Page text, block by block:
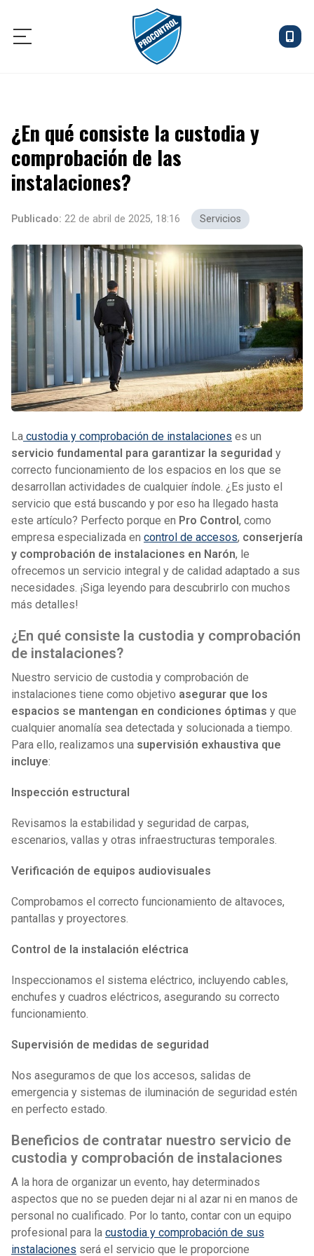
CONTROL DE ACCESOS
CONSERJERÍA
CONTACTO
636 957 618 Whatsapp
¿En qué consiste la custodia y
comprobación de las
instalaciones?
Publicado: 22 de abril de 2025, 18:16 Servicios
La custodia y comprobación de instalaciones es un
servicio fundamental para garantizar la seguridad y
correcto funcionamiento de los espacios en los que se
desarrollan actividades de cualquier índole. ¿Es justo el
servicio que está buscando y por eso ha llegado hasta
este artículo? Perfecto porque en Pro Control , como
empresa especializada en control de accesos, conserjería
y comprobación de instalaciones en Narón, le
ofrecemos un servicio integral y de calidad adaptado a sus
necesidades. ¡Siga leyendo para descubrirlo con muchos
más detalles!
¿En qué consiste la custodia y comprobación
de instalaciones?
Nuestro servicio de custodia y comprobación de
instalaciones tiene como objetivo asegurar que los
espacios se mantengan en condiciones óptimas y que
cualquier anomalía sea detectada y solucionada a tiempo.
Para ello, realizamos una supervisión exhaustiva que
incluye:
Inspección estructural
Revisamos la estabilidad y seguridad de carpas,
escenarios, vallas y otras infraestructuras temporales.
Verificación de equipos audiovisuales
Comprobamos el correcto funcionamiento de altavoces,
pantallas y proyectores.
Control de la instalación eléctrica
Inspeccionamos el sistema eléctrico, incluyendo cables,
enchufes y cuadros eléctricos, asegurando su correcto
funcionamiento.
Supervisión de medidas de seguridad
Nos aseguramos de que los accesos, salidas de
emergencia y sistemas de iluminación de seguridad estén
en perfecto estado.
Beneficios de contratar nuestro servicio de
custodia y comprobación de instalaciones
A la hora de organizar un evento, hay determinados
aspectos que no se pueden dejar ni al azar ni en manos de
personal no cualificado. Por lo tanto, contar con un equipo
profesional para la custodia y comprobación de sus
instalaciones será el servicio que le proporcione